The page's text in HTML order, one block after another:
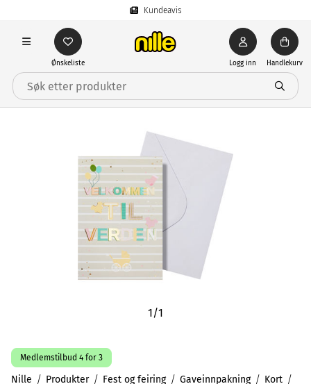
Kundeavis
Ønskeliste Logg inn Handlekurv
1/1
Medlemstilbud 4 for 3
Nille Produkter Fest og feiring Gaveinnpakning Kort